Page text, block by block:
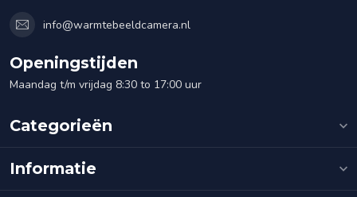
info@warmtebeeldcamera.nl
Openingstijden
Maandag t/m vrijdag 8:30 to 17:00 uur
Categorieën
Informatie